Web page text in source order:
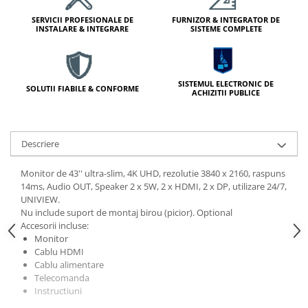
Module de Comanda
Receptoare
SERVICII PROFESIONALE DE
INSTALARE & INTEGRARE
FURNIZOR & INTEGRATOR DE
SISTEME COMPLETE
SOLUTII FIABILE & CONFORME
SISTEMUL ELECTRONIC DE
ACHIZITII PUBLICE
Descriere
Monitor de 43'' ultra-slim, 4K UHD, rezolutie 3840 x 2160, raspuns
14ms, Audio OUT, Speaker 2 x 5W, 2 x HDMI, 2 x DP, utilizare 24/7,
UNIVIEW.
Nu include suport de montaj birou (picior). Optional
Accesorii incluse:
Monitor
Cablu HDMI
Cablu alimentare
Telecomanda
Instructiuni